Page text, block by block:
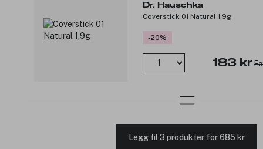
Dr. Hauschka
Coverstick 01 Natural 1,9g
-20%
183 kr
Legg til 3 produkter for 685 kr